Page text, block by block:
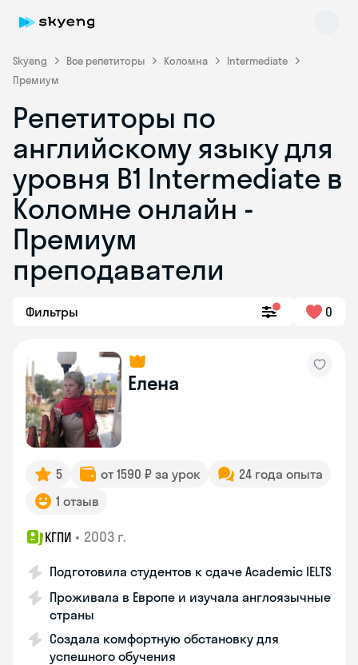
Skyeng Все репетиторы Коломна
Intermediate
Премиум
Репетиторы по
английскому языку для
уровня B1 Intermediate в
Коломне онлайн -
Премиум
преподаватели
Фильтры 0
Елена
5 от 1590 ₽ за урок
24 года опыта
1 отзыв
КГПИ • 2003 г.
Подготовила студентов к сдаче Academic IELTS
Проживала в Европе и изучала англоязычные
страны
Создала комфортную обстановку для
успешного обучения
Skyeng Chat